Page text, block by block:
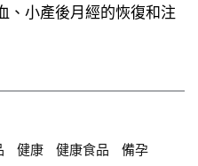
、小產後月經的恢復和注
健康 健康食品
備孕